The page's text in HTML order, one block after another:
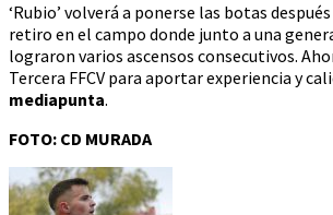
‘Rubio’ volverá a ponerse las botas
retiro en el campo donde junto a una
lograron varios ascensos consecutivos.
Tercera FFCV para aportar experiencia y
mediapunta.
FOTO: CD MURADA